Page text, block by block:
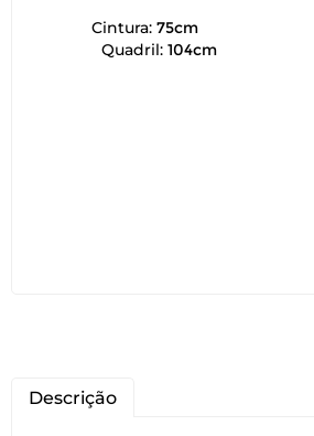
Cintura: 75cm
Quadril: 104cm
Descrição